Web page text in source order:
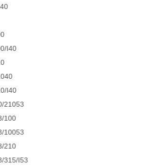
I40
I40
21053
100
10053
210
315/I53